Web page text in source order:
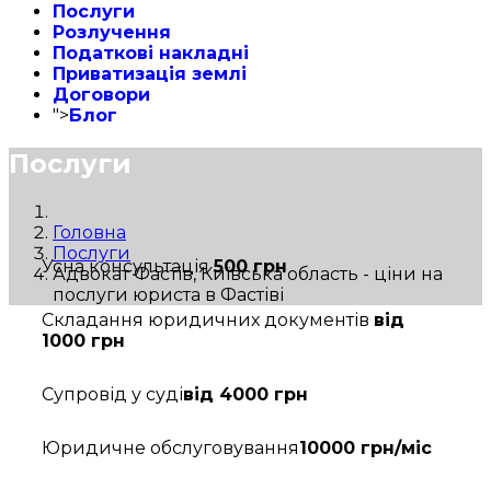
Послуги
Розлучення
Податкові накладні
Приватизація землі
Договори
">Блог
Послуги
Головна
Послуги
Адвокат Фастів, Київська область - ціни на
послуги юриста в Фастіві
Усна консультація500 грн
Складання юридичних документів від
1000 грн
Супровід у судівід 4000 грн
Юридичне обслуговування10000 грн/міс